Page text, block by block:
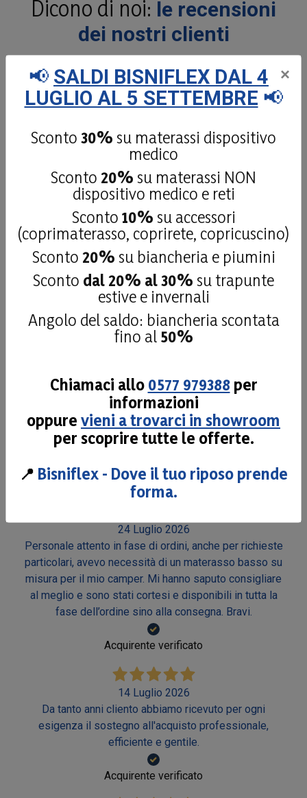
Dicono di noi: le recensioni
dei nostri clienti
4,9 /5
recensioni
Clicca qui per leggerle tutte >
Precedente Successivo
27 Luglio 2026
fatto fare il top x un camper ottimo
Acquirente verificato
26 Luglio 2026
Acquirente verificato
24 Luglio 2026
Mi sono trovato molto bene con il materasso scelto
Acquirente verificato
24 Luglio 2026
Personale attento in fase di ordini, anche per richieste
particolari, avevo necessità di un materasso basso su
misura per il mio camper. Mi hanno saputo consigliare
al meglio e sono stati cortesi e disponibili in tutta la
fase dell’ordine sino alla consegna. Bravi.
Acquirente verificato
14 Luglio 2026
Da tanto anni cliento abbiamo ricevuto per ogni
esigenza il sostegno all'acquisto professionale,
efficiente e gentile.
Acquirente verificato
×
📢 SALDI BISNIFLEX DAL 4
LUGLIO AL 5 SETTEMBRE 📢
Sconto 30% su materassi dispositivo
medico
Sconto 20% su materassi NON
dispositivo medico e reti
Sconto 10% su accessori
(coprimaterasso, coprirete, copricuscino)
Sconto 20% su biancheria e piumini
Sconto dal 20% al 30% su trapunte
estive e invernali
Angolo del saldo: biancheria scontata
fino al 50%
Chiamaci allo 0577 979388per
informazioni
oppure vieni a trovarci in showroom
per scoprire tutte le offerte.
📍 Bisniflex - Dove il tuo riposo prende
forma.